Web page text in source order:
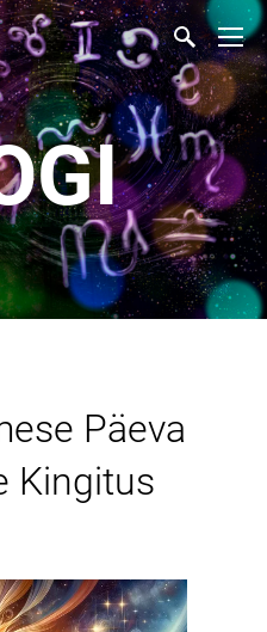
Päeva
Kingitus